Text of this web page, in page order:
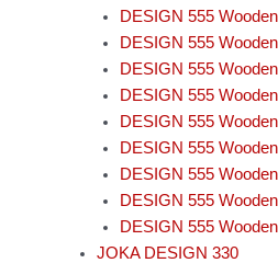
DESIGN 555
DESIGN 555
DESIGN 555
DESIGN 555
DESIGN 555
DESIGN 555
DESIGN 555
DESIGN 555
DESIGN 555
JOKA DESIGN 330